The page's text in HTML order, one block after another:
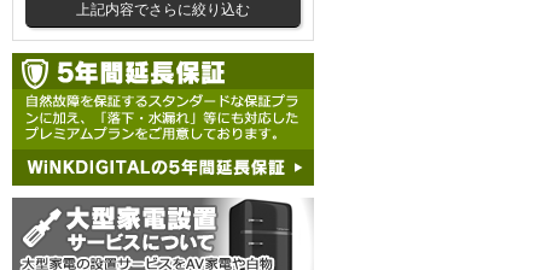
上記内容でさらに絞り込む